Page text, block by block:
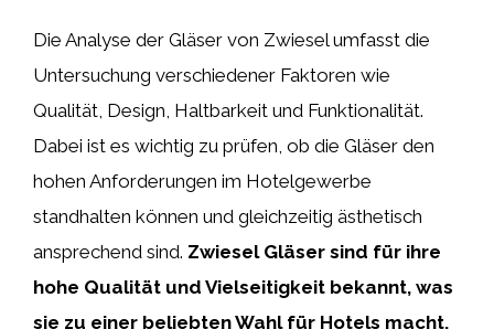
Die Analyse der Gläser von Zwiesel umfasst die
Untersuchung verschiedener Faktoren wie
Qualität, Design, Haltbarkeit und Funktionalität.
Dabei ist es wichtig zu prüfen, ob die Gläser den
hohen Anforderungen im Hotelgewerbe
standhalten können und gleichzeitig ästhetisch
ansprechend sind. Zwiesel Gläser sind für ihre
hohe Qualität und Vielseitigkeit bekannt, was
sie zu einer beliebten Wahl für Hotels macht.